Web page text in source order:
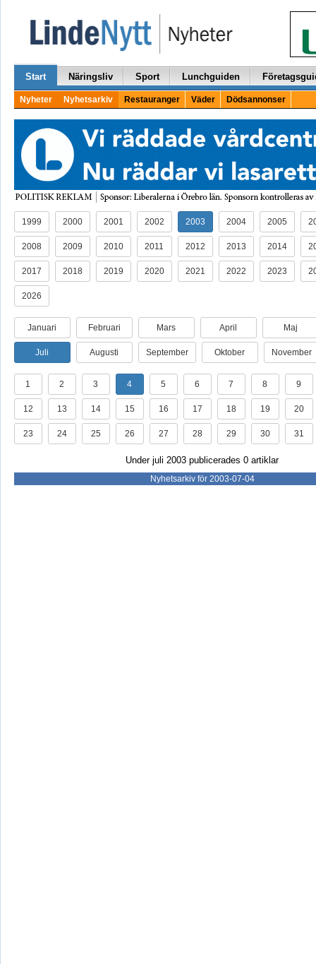
Start Näringsliv Sport Lunchguiden
Nyheter Nyhetsarkiv Restauranger Väder Dödsannonser
1999 2000 2001 2002 2003 2004 2005
2008 2009 2010 2011 2012 2013 2014
2017 2018 2019 2020 2021 2022 2023
2026
Januari Februari Mars April Maj
Juli Augusti September Oktober November
1 2 3 4 5 6 7 8 9
12 13 14 15 16 17 18 19 20
23 24 25 26 27 28 29 30 31
Under juli 2003 publicerades 0 artiklar
Nyhetsarkiv för 2003-07-04